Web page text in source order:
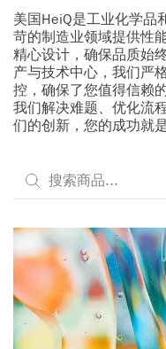
美国HeiQ是工业化学品
苛的制造业领域提供性
精心设计，确保品质始
产与技术中心，我们严
控，确保了您值得信赖
我们解决难题、优化流
们的创新，您的成功就